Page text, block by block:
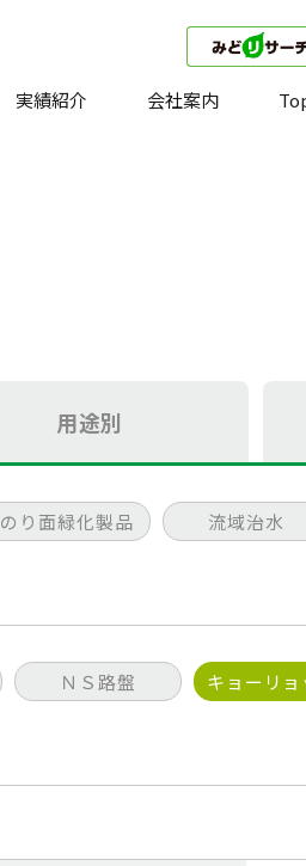
実績紹介 会社案内
用途別
のり面緑化製品 流域治水
ＮＳ路盤
キョーリ